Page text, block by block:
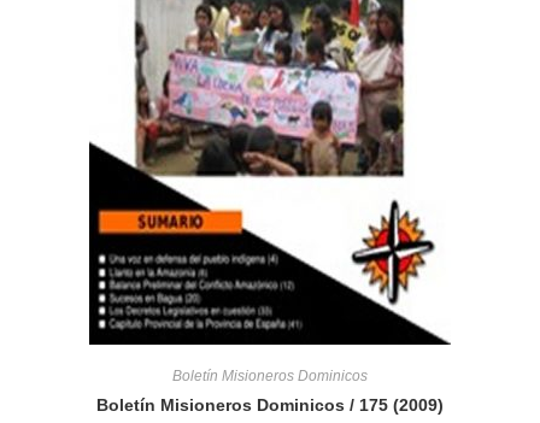
Boletín Misioneros Dominicos
Boletín Misioneros Dominicos / 175 (2009)